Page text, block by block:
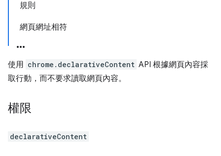
規則
網頁網址相符
使用 chrome.declarativeContent API 根據網頁內容採
取行動，而不要求讀取網頁內容。
權限
declarativeContent